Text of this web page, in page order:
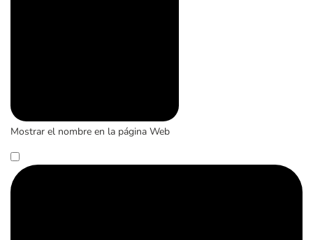
Mostrar el nombre en la página Web